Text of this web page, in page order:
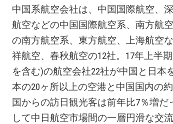
中国系航空会社は、中国国際航空、
航空などの中国国際航空系、南方航
の南方航空系、東方航空、上海航空
祥航空、春秋航空の12社。17年上半
を含む)の航空会社22社が中国と日本
本の20ヶ所以上の空港と中国国内の
国からの訪日観光客は前年比7％増
して中日航空市場間の一層円滑な交